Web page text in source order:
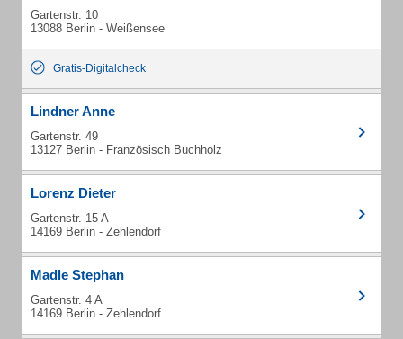
Gartenstr. 10
13088 Berlin - Weißensee
Gratis-Digitalcheck
Lindner Anne
Gartenstr. 49
13127 Berlin - Französisch Buchholz
Lorenz Dieter
Gartenstr. 15 A
14169 Berlin - Zehlendorf
Madle Stephan
Gartenstr. 4 A
14169 Berlin - Zehlendorf